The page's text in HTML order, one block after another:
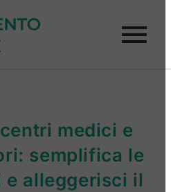
medici e
semplifica le
e alleggerisci il